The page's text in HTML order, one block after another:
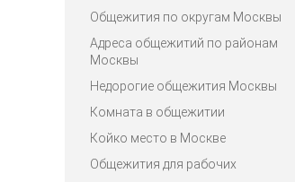
Общежития по округам Москвы
Адреса общежитий по районам
Москвы
Недорогие общежития Москвы
Комната в общежитии
Койко место в Москве
Общежития для рабочих